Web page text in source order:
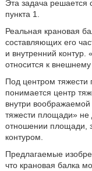
Эта задача решается
пункта 1.
Реальная крановая
составляющих его
и внутренний
относится к внешнему
Под центром тяжести
понимается центр
внутри
тяжести площади» не
отношении площади,
контуром.
Предлагаемые
что крановая балка